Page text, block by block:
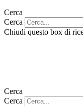
Cerca
Cerca
Chiudi questo box di
Cerca
Cerca